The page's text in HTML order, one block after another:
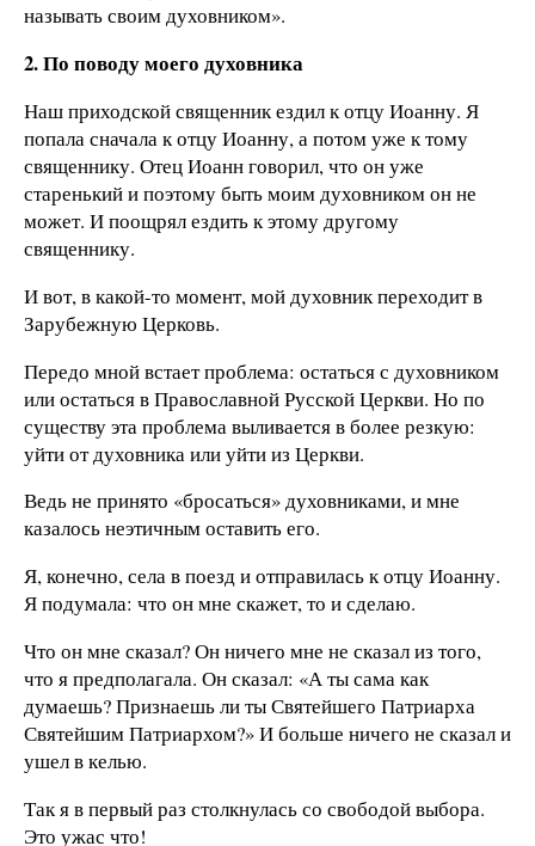
называть своим духовником».
2. По поводу моего духовника
Наш приходской священник ездил к отцу Иоанну. Я
попала сначала к отцу Иоанну, а потом уже к тому
священнику. Отец Иоанн говорил, что он уже
старенький и поэтому быть моим духовником он не
может. И поощрял ездить к этому другому
священнику.
И вот, в какой-то момент, мой духовник переходит в
Зарубежную Церковь.
Передо мной встает проблема: остаться с духовником
или остаться в Православной Русской Церкви. Но по
существу эта проблема выливается в более резкую:
уйти от духовника или уйти из Церкви.
Ведь не принято «бросаться» духовниками, и мне
казалось неэтичным оставить его.
Я, конечно, села в поезд и отправилась к отцу Иоанну.
Я подумала: что он мне скажет, то и сделаю.
Что он мне сказал? Он ничего мне не сказал из того,
что я предполагала. Он сказал: «А ты сама как
думаешь? Признаешь ли ты Святейшего Патриарха
Святейшим Патриархом?» И больше ничего не сказал и
ушел в келью.
Так я в первый раз столкнулась со свободой выбора.
Это ужас что!